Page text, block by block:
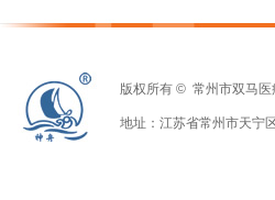
版权所有 © 常州市双马
地址：江苏省常州市天宁